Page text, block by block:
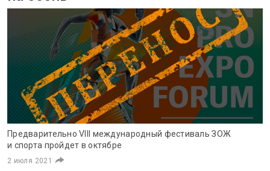
Предварительно VIII международный фестиваль ЗОЖ
и спорта пройдет в октябре
2 июля 2021